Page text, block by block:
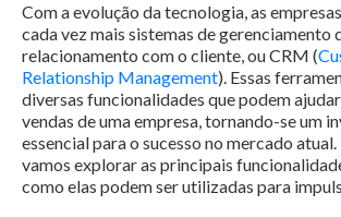
Com a evolução da tecnologia, as
cada vez mais sistemas de gerenciamento
relacionamento com o cliente, ou CRM (
Relationship Management). Essas
diversas funcionalidades que podem
vendas de uma empresa, tornando-se um
essencial para o sucesso no mercado
vamos explorar as principais
como elas podem ser utilizadas para